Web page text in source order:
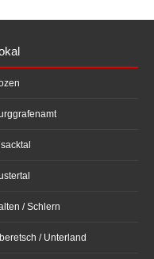
/ Schlern
/ Unterland